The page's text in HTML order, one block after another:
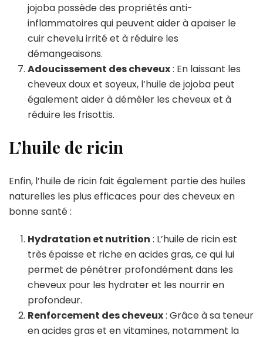
jojoba possède des propriétés anti-
inflammatoires qui peuvent aider à apaiser le
cuir chevelu irrité et à réduire les
démangeaisons.
Adoucissement des cheveux: En laissant les
cheveux doux et soyeux, l’huile de jojoba peut
également aider à démêler les cheveux et à
réduire les frisottis.
L’huile de ricin
Enfin, l’huile de ricin fait également partie des huiles
naturelles les plus efficaces pour des cheveux en
bonne santé :
Hydratation et nutrition : L’huile de ricin est
très épaisse et riche en acides gras, ce qui lui
permet de pénétrer profondément dans les
cheveux pour les hydrater et les nourrir en
profondeur.
Renforcement des cheveux: Grâce à sa teneur
en acides gras et en vitamines, notamment la